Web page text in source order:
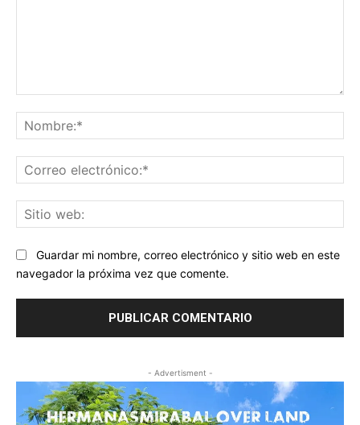
Guardar mi nombre, correo electrónico y sitio web en este
navegador la próxima vez que comente.
- Advertisment -